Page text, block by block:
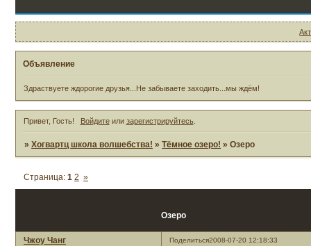
Объявление
Здраствуете ждорогие друзья...Не забываете заходить...мы ждём!
Привет, Гость! Войдитеили зарегистрируйтесь.
»Хогвартц школа волшебства! »Тёмное озеро! »Озеро
Озеро
Страница:1 2 »
Поделиться2008-07-20 12:18:33
Чжоу Чанг